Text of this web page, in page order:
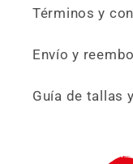
Términos y
Envío y
Guía de tallas